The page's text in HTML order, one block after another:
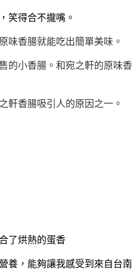
笑得合不攏嘴。
味香腸就能吃出簡單美味。
的小香腸。和宛之軒的原味香
軒香腸吸引人的原因之一。
了烘熱的蛋香
養，能夠讓我感受到來自台南